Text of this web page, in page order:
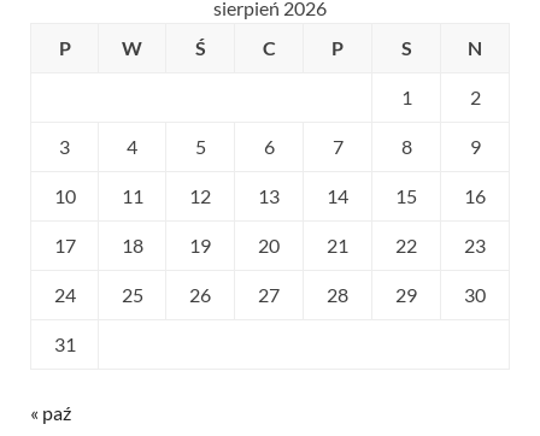
sierpień 2026
P
W Ś C P S N
1 2
3 4 5 6 7 8 9
10 11 12 13 14 15 16
17 18 19 20 21 22 23
24 25 26 27 28 29 30
31
« paź